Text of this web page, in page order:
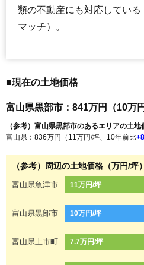
類の不動産にも対応してい
マッチ）。
■現在の土地価格
富山県黒部市：841万円（10万
（参考）富山県黒部市のあるエリアの土地
富山県：836万円（11万円/坪、10年前比
（参考）周辺の土地価格（万円/坪）
富山県魚津市 11万円/坪
富山県黒部市 10万円/坪
富山県上市町 7.7万円/坪